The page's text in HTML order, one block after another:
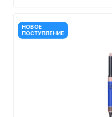
НОВОЕ
ПОСТУПЛЕНИЕ